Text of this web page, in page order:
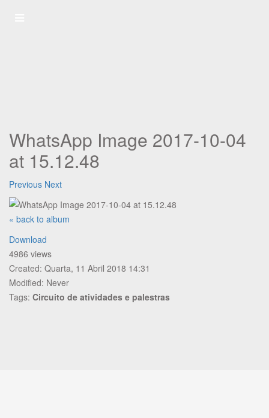
WhatsApp Image 2017-10-04
at 15.12.48
Previous Next
« back to album
Download
4986 views
Created: Quarta, 11 Abril 2018 14:31
Modified: Never
Tags: Circuito de atividades e palestras